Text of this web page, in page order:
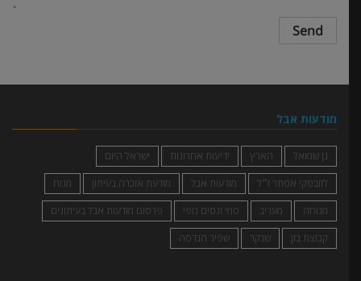
מודעות אבל
גן שמואל הארץ ידיעות אחרונות
ישראל היום
לזובסקי אסתר ז״ל
מודעות אבל מודעת אזכרה בעיתון
מנוח
מנוחה
מעריב סמי ונסים נופי
פרסום מודעות אבל בעיתונים
קבוצת בזן
שנקר שפיר הנדסה